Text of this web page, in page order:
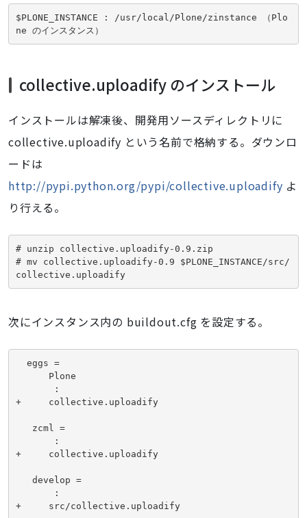
$PLONE_INSTANCE : /usr/local/Plone/zinstance （Plo
ne のインスタンス）
collective.uploadify のインストール
インストールは解凍後、開発用ソースディレクトリに
collective.uploadify という名前で格納する。ダウンロ
ードは
http://pypi.python.org/pypi/collective.uploadify よ
り行える。
# unzip collective.uploadify-0.9.zip
# mv collective.uploadify-0.9 $PLONE_INSTANCE/src/
次にインスタンス内の buildout.cfg を設定する。
eggs =
Plone
:
+     collective.uploadify
zcml =
:
+     collective.uploadify
develop =
:
+     src/collective.uploadify